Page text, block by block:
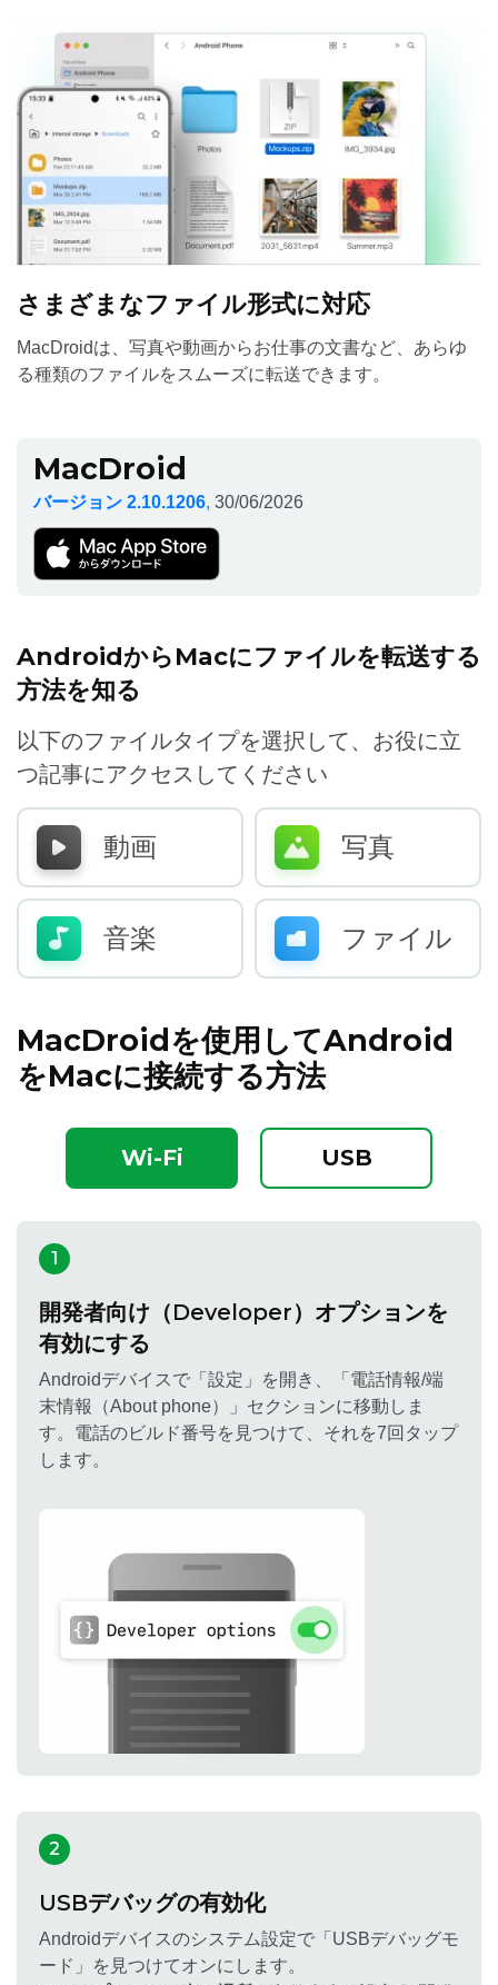
さまざまなファイル形式に対応
MacDroidは、写真や動画からお仕事の文書など、あらゆ
る種類のファイルをスムーズに転送できます。
MacDroid
バージョン 2.10.1206, 30/06/2026
AndroidからMacにファイルを転送する
方法を知る
以下のファイルタイプを選択して、お役に立
つ記事にアクセスしてください
動画 写真
音楽 ファイル
MacDroidを使用してAndroid
をMacに接続する方法
Wi-Fi USB
1
開発者向け（Developer）オプションを
有効にする
Androidデバイスで「設定」を開き、「電話情報/端
末情報（About phone）」セクションに移動しま
す。電話のビルド番号を見つけて、それを7回タップ
します。
2
USBデバッグの有効化
Androidデバイスのシステム設定で「USBデバッグモ
ード」を見つけてオンにします。